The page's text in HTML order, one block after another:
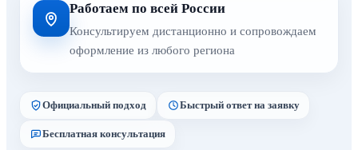
Работаем по всей России
Консультируем дистанционно и сопровождаем
оформление из любого региона
Официальный подход Быстрый ответ на заявку
Бесплатная консультация